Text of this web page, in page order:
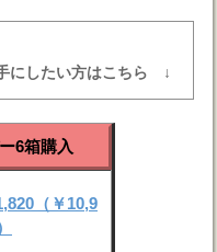
にしたい方はこちら ↓
6箱購入
（￥10,9